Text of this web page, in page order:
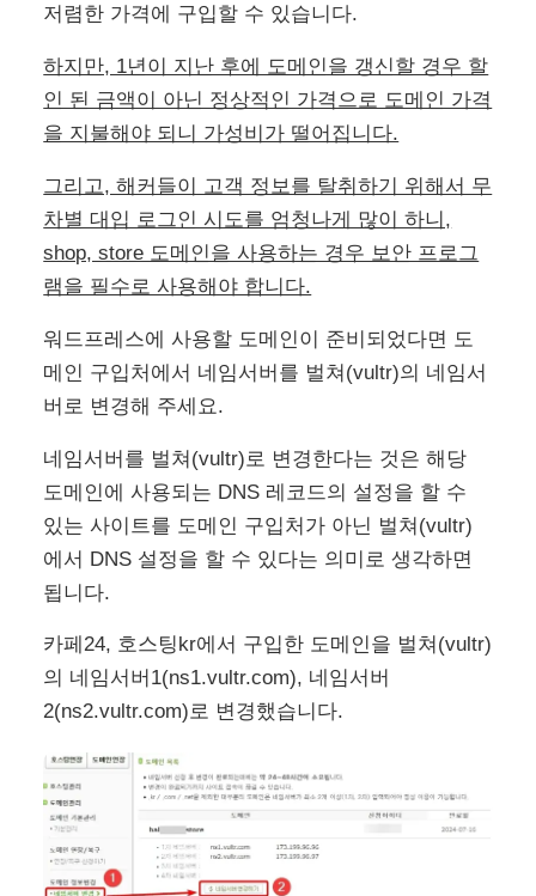
저렴한 가격에 구입할 수 있습니다.
하지만, 1년이 지난 후에 도메인을 갱신할 경우 할
인 된 금액이 아닌 정상적인 가격으로 도메인 가격
을 지불해야 되니 가성비가 떨어집니다.
그리고, 해커들이 고객 정보를 탈취하기 위해서 무
차별 대입 로그인 시도를 엄청나게 많이 하니,
shop, store 도메인을 사용하는 경우 보안 프로그
램을 필수로 사용해야 합니다.
워드프레스에 사용할 도메인이 준비되었다면 도
메인 구입처에서 네임서버를 벌쳐(vultr)의 네임서
버로 변경해 주세요.
네임서버를 벌쳐(vultr)로 변경한다는 것은 해당
도메인에 사용되는 DNS 레코드의 설정을 할 수
있는 사이트를 도메인 구입처가 아닌 벌쳐(vultr)
에서 DNS 설정을 할 수 있다는 의미로 생각하면
됩니다.
카페24, 호스팅kr에서 구입한 도메인을 벌쳐(vultr)
의 네임서버1(ns1.vultr.com), 네임서버
2(ns2.vultr.com)로 변경했습니다.